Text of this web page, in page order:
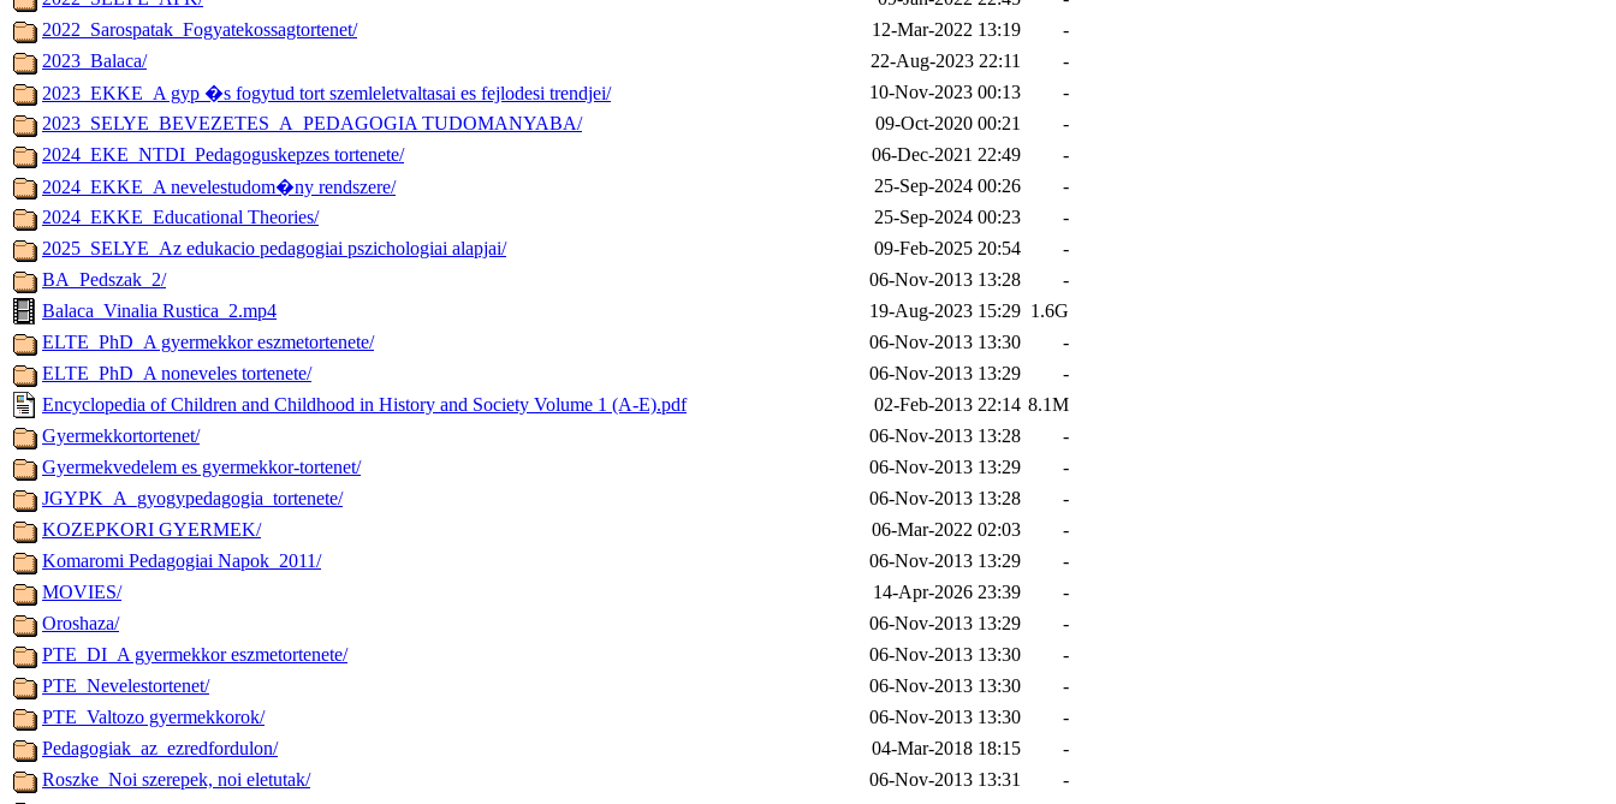
2022_Sarospatak_Fogyatekossagtortenet/
12-Mar-2022 13:19
-
2023_Balaca/
22-Aug-2023 22:11
-
2023_EKKE_A gyp �s fogytud tort szemleletvaltasai es fejlodesi trendjei/
10-Nov-2023 00:13
-
2023_SELYE_BEVEZETES_A_PEDAGOGIA TUDOMANYABA/
09-Oct-2020 00:21
-
2024_EKE_NTDI_Pedagoguskepzes tortenete/
06-Dec-2021 22:49
-
2024_EKKE_A nevelestudom�ny rendszere/
25-Sep-2024 00:26
-
2024_EKKE_Educational Theories/
25-Sep-2024 00:23
-
2025_SELYE_Az edukacio pedagogiai pszichologiai alapjai/
09-Feb-2025 20:54
-
BA_Pedszak_2/
06-Nov-2013 13:28
-
Balaca_Vinalia Rustica_2.mp4
19-Aug-2023 15:29 1.6G
ELTE_PhD_A gyermekkor eszmetortenete/
06-Nov-2013 13:30
-
ELTE_PhD_A noneveles tortenete/
06-Nov-2013 13:29
-
Encyclopedia of Children and Childhood in History and Society Volume 1 (A-E).pdf
02-Feb-2013 22:14 8.1M
Gyermekkortortenet/
06-Nov-2013 13:28
-
Gyermekvedelem es gyermekkor-tortenet/
06-Nov-2013 13:29
-
JGYPK_A_gyogypedagogia_tortenete/
06-Nov-2013 13:28
-
KOZEPKORI GYERMEK/
06-Mar-2022 02:03
-
Komaromi Pedagogiai Napok_2011/
06-Nov-2013 13:29
-
MOVIES/
14-Apr-2026 23:39
-
Oroshaza/
06-Nov-2013 13:29
-
PTE_DI_A gyermekkor eszmetortenete/
06-Nov-2013 13:30
-
PTE_Nevelestortenet/
06-Nov-2013 13:30
-
PTE_Valtozo gyermekkorok/
06-Nov-2013 13:30
-
Pedagogiak_az_ezredfordulon/
04-Mar-2018 18:15
-
Roszke_Noi szerepek, noi eletutak/
06-Nov-2013 13:31
-